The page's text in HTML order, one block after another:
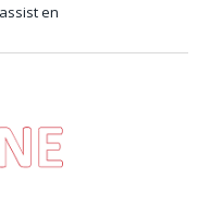
en